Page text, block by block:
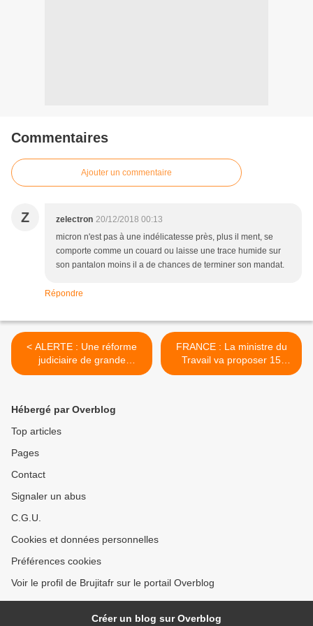
Commentaires
Ajouter un commentaire
Z zelectron 20/12/2018 00:13
micron n'est pas à une indélicatesse près, plus il ment, se
comporte comme un couard ou laisse une trace humide sur
son pantalon moins il a de chances de terminer son mandat.
Répondre
< ALERTE : Une réforme
judiciaire de grande
ampleur vient d’être votée
silence?
FRANCE : La ministre du
Travail va proposer 15
millions d'euros pour aider
Hébergé par Overblog
Top articles
Pages
Contact
Signaler un abus
C.G.U.
Cookies et données personnelles
Préférences cookies
Voir le profil de Brujitafr sur le portail Overblog
Créer un blog sur Overblog